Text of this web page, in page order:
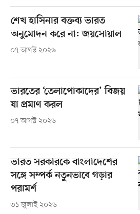
শেখ হাসিনার বক্তব্য ভারত
অনুমোদন করে না: জয়সোয়াল
০৭ আগস্ট ২০২৬
ভারতের ‘তেলাপোকাদের’ বিজয়
যা প্রমাণ করল
০৭ আগস্ট ২০২৬
ভারত সরকারকে বাংলাদেশের
সঙ্গে সম্পর্ক নতুনভাবে গড়ার
পরামর্শ
৩১ জুলাই ২০২৬